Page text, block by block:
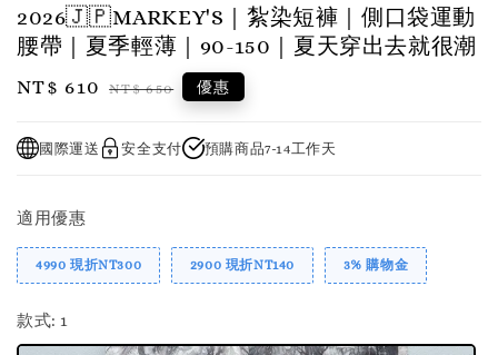
2026🇯🇵MARKEY'S｜紮染短褲｜側口袋運動
腰帶｜夏季輕薄｜90-150｜夏天穿出去就很潮
Sale
NT$ 610 Regular
NT$ 650 優惠
國際運送 安全支付 預購商品7-14工作天
適用優惠
4990 現折NT300 2900 現折NT140 3% 購物金
款式: 1